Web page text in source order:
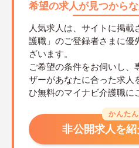
希望の求人が見つから
人気求人は、サイトに掲載
護職」のご登録者さまに優
ざいます。
ご希望の条件をお伺いし、
ザーがあなたに合った求人
ひ無料のマイナビ介護職に
かんた
非公開求人を紹